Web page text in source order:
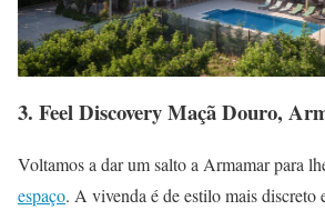
3. Feel Discovery Maçã Douro,
Voltamos a dar um salto a Armamar para
espaço. A vivenda é de estilo mais discreto